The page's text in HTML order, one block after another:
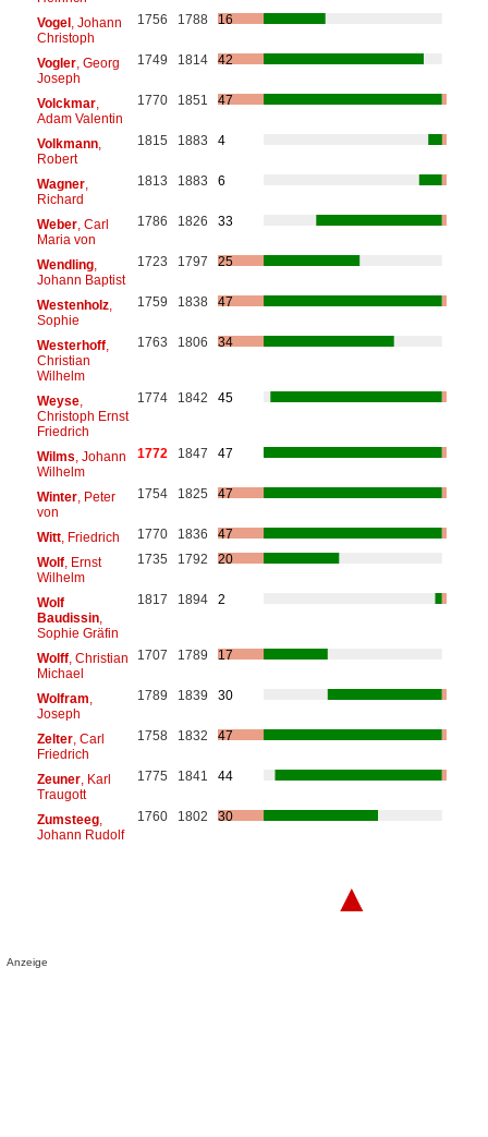
Vogel, Johann
Christoph
1756 1788 16
Vogler, Georg
Joseph
1749 1814 42
Volckmar,
Adam Valentin
1770 1851 47
Volkmann,
Robert
1815 1883 4
Wagner,
Richard
1813 1883 6
Weber, Carl
Maria von
1786 1826 33
Wendling,
Johann Baptist
1723 1797 25
Westenholz,
Sophie
1759 1838 47
Westerhoff,
Christian
Wilhelm
1763 1806 34
Weyse,
Christoph Ernst
Friedrich
1774 1842 45
Wilms , Johann
Wilhelm
1772 1847 47
Winter, Peter
von
1754 1825 47
Witt, Friedrich 1770 1836
47
Wolf, Ernst
Wilhelm
1735 1792 20
Wolf
Baudissin,
Sophie Gräfin
1817 1894 2
Wolff, Christian
Michael
1707 1789 17
Wolfram
Joseph
1789 1839 30
Zelter, Carl
Friedrich
1758 1832 47
Zeuner, Karl
Traugott
1775 1841 44
Zumsteeg,
Johann Rudolf
1760 1802 30
▲
Anzeige